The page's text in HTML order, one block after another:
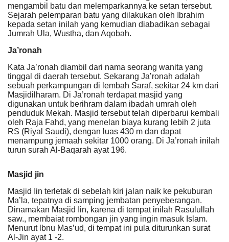
mengambil batu dan melemparkannya ke setan tersebut.
Sejarah pelemparan batu yang dilakukan oleh Ibrahim
kepada setan inilah yang kemudian diabadikan sebagai
Jumrah Ula, Wustha, dan Aqobah.
Ja’ronah
Kata Ja’ronah diambil dari nama seorang wanita yang
tinggal di daerah tersebut. Sekarang Ja’ronah adalah
sebuah perkampungan di lembah Saraf, sekitar 24 km dari
Masjidilharam. Di Ja’ronah terdapat masjid yang
digunakan untuk berihram dalam ibadah umrah oleh
penduduk Mekah. Masjid tersebut telah diperbarui kembali
oleh Raja Fahd, yang menelan biaya kurang lebih 2 juta
RS (Riyal Saudi), dengan luas 430 m dan dapat
menampung jemaah sekitar 1000 orang. Di Ja’ronah inilah
turun surah Al-Baqarah ayat 196.
Masjid jin
Masjid Iin terletak di sebelah kiri jalan naik ke pekuburan
Ma’la, tepatnya di samping jembatan penyeberangan.
Dinamakan Masjid Iin, karena di tempat inilah Rasulullah
saw., membaiat rombongan jin yang ingin masuk Islam.
Menurut lbnu Mas’ud, di tempat ini pula diturunkan surat
Al-Jin ayat 1 -2.